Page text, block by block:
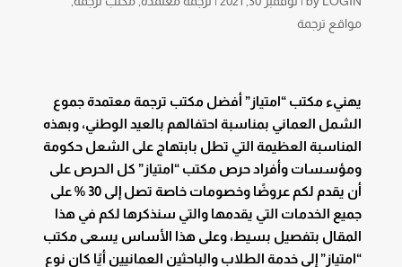
مواقع ترجمة
يهنيء مكتب “امتياز” أفضل مكتب ترجمة معتمدة جموع
الشمل العماني بمناسبة احتفالهم بالعيد الوطني، وبهذه
المناسبة العظيمة التي تطل بابتهاج على الشعل حكومة
ومؤسسات وأفراد حرص مكتب “امتياز” كل الحرص على
أن يقدم لكم عروضًا وخصومات خاصة تصل إلى 30 % على
جميع الخدمات التي يقدمها والتي سنذكرها لكم في هذا
المقال بتفصيل بسيط، وعلى هذا الأساس يسعى مكتب
“امتياز” إلى خدمة الطلاب والباحثين العمانيين أيًا كان نوع